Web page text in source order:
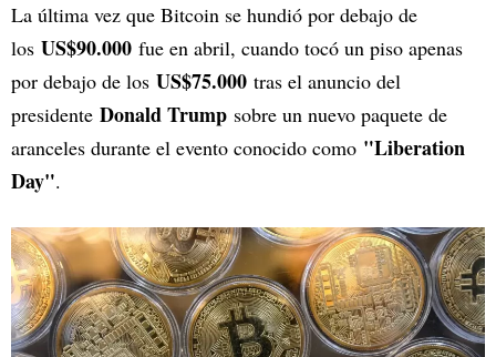
La última vez que Bitcoin se hundió por debajo de
los US$90.000 fue en abril, cuando tocó un piso apenas
por debajo de los US$75.000 tras el anuncio del
presidente Donald Trump sobre un nuevo paquete de
aranceles durante el evento conocido como "Liberation
Day".